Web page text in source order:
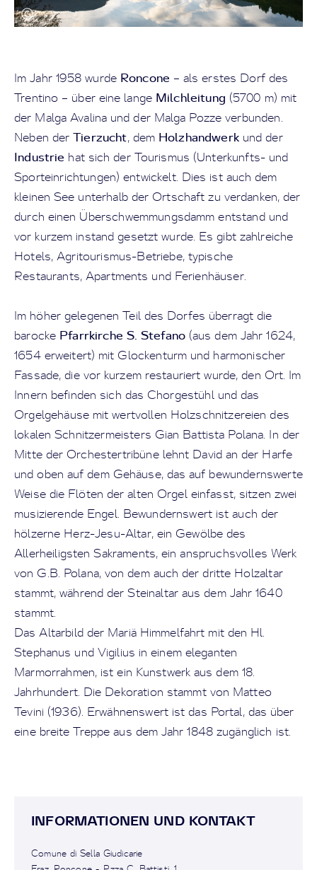
Im Jahr 1958 wurde Roncone – als erstes Dorf des
Trentino – über eine lange Milchleitung (5700 m) mit
der Malga Avalina und der Malga Pozze verbunden.
Neben derTierzucht, dem Holzhandwerk und der
Industrie hat sich der Tourismus (Unterkunfts- und
Sporteinrichtungen) entwickelt. Dies ist auch dem
kleinen See unterhalb der Ortschaft zu verdanken, der
durch einen Überschwemmungsdamm entstand und
vor kurzem instand gesetzt wurde. Es gibt zahlreiche
Hotels, Agritourismus-Betriebe, typische
Restaurants, Apartments und Ferienhäuser.
Im höher gelegenen Teil des Dorfes überragt die
barocke Pfarrkirche S. Stefano (aus dem Jahr 1624,
1654 erweitert) mit Glockenturm und harmonischer
Fassade, die vor kurzem restauriert wurde, den Ort. Im
Innern befinden sich das Chorgestühl und das
Orgelgehäuse mit wertvollen Holzschnitzereien des
lokalen Schnitzermeisters Gian Battista Polana. In der
Mitte der Orchestertribüne lehnt David an der Harfe
und oben auf dem Gehäuse, das auf bewundernswerte
Weise die Flöten der alten Orgel einfasst, sitzen zwei
musizierende Engel. Bewundernswert ist auch der
hölzerne Herz-Jesu-Altar, ein Gewölbe des
Allerheiligsten Sakraments, ein anspruchsvolles Werk
von G.B. Polana, von dem auch der dritte Holzaltar
stammt, während der Steinaltar aus dem Jahr 1640
stammt.
Das Altarbild der Mariä Himmelfahrt mit den Hl.
Stephanus und Vigilius in einem eleganten
Marmorrahmen, ist ein Kunstwerk aus dem 18.
Jahrhundert. Die Dekoration stammt von Matteo
Tevini (1936). Erwähnenswert ist das Portal, das über
eine breite Treppe aus dem Jahr 1848 zugänglich ist.
INFORMATIONEN UND KONTAKT
Comune di Sella Giudicarie